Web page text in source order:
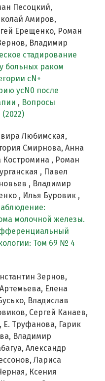
Песоцкий,
Амиров,
Ерещенко, Роман
Владимир
стадирование
больных раком
сN+
ycN0 после
, Вопросы
Любимская,
Смирнова, Анна
Костромина , Роман
, Павел
, Владимир
, Илья Буровик ,
молочной железы.
Том 69 № 4
Зернов,
Елена
Владислав
Сергей Канаев,
Е. Труфанова, Гарик
Владимир
Александр
Лариса
Ксения